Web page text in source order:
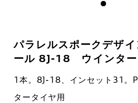
パラレルスポークデザ
ール 8J-18 ウインター
1本。8J-18、インセット31。
タータイヤ用